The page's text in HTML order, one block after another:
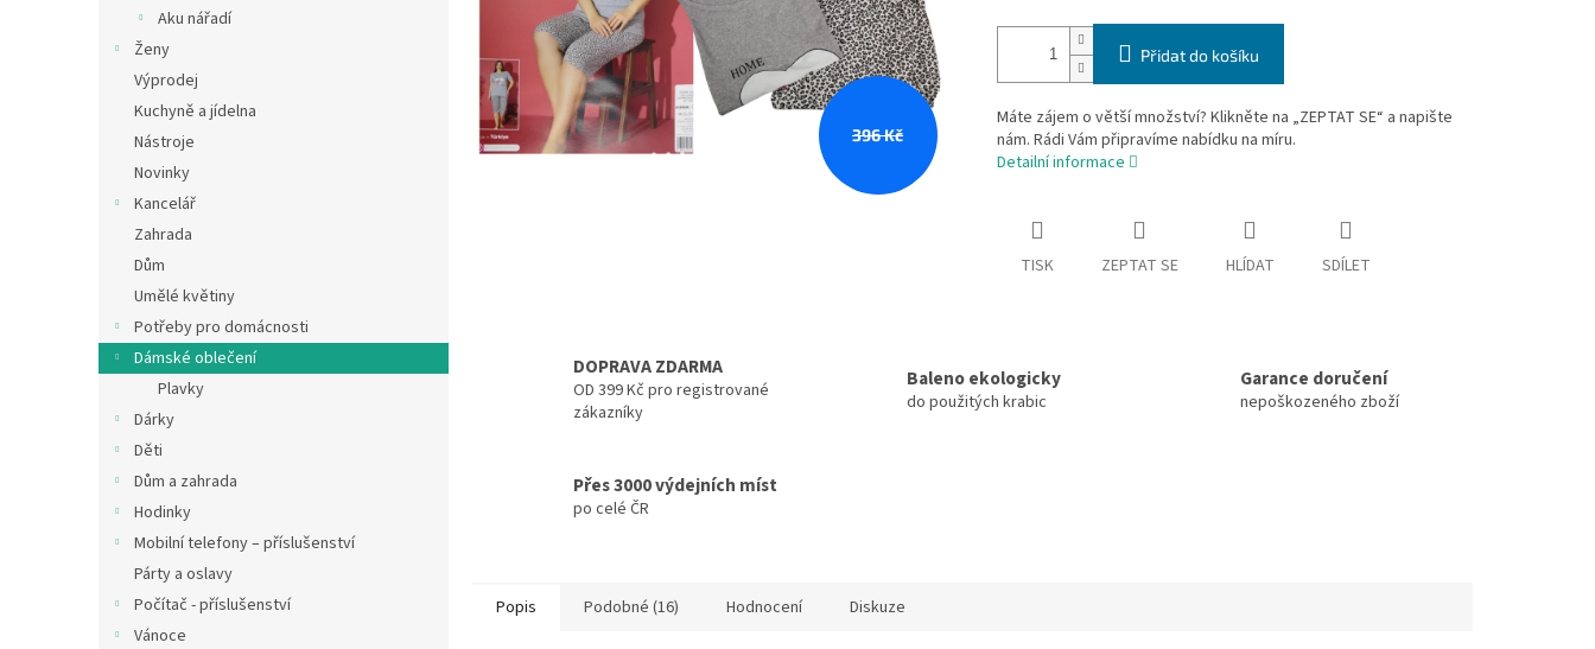
Aku nářadí
Ženy
Výprodej
Kuchyně a jídelna
Nástroje
Novinky
Kancelář
Zahrada
Dům
Umělé květiny
Potřeby pro domácnosti
Dámské oblečení
Plavky
Dárky
Děti
Dům a zahrada
Hodinky
Mobilní telefony – příslušenství
Párty a oslavy
Počítač - příslušenství
Vánoce
396 Kč
Přidat do košíku
Máte zájem o větší množství? Klikněte na „ZEPTAT SE“ a napište
nám. Rádi Vám připravíme nabídku na míru.
Detailní informace
TISK ZEPTAT SE HLÍDAT SDÍLET
DOPRAVA ZDARMA
OD 399 Kč pro registrované
zákazníky
Baleno ekologicky
do použitých krabic
Garance doručení
nepoškozeného zboží
Přes 3000 výdejních míst
po celé ČR
Popis Podobné (16) Hodnocení Diskuze